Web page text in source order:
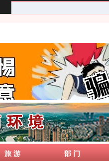
旅 游 部 门